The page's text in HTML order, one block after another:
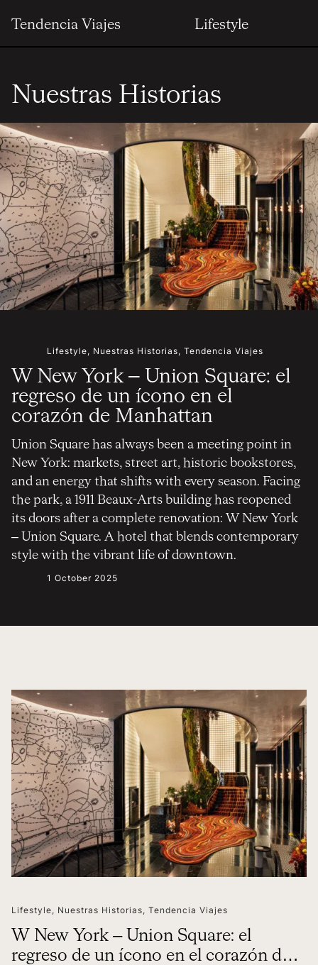
Tendencia Viajes Lifestyle
Nuestras Historias
Lifestyle, Nuestras Historias, Tendencia Viajes
W New York – Union Square: el
regreso de un ícono en el
corazón de Manhattan
Union Square has always been a meeting point in
New York: markets, street art, historic bookstores,
and an energy that shifts with every season. Facing
the park, a 1911 Beaux-Arts building has reopened
its doors after a complete renovation: W New York
– Union Square. A hotel that blends contemporary
style with the vibrant life of downtown.
1 October 2025
Lifestyle, Nuestras Historias, Tendencia Viajes
W New York – Union Square: el
regreso de un ícono en el corazón de